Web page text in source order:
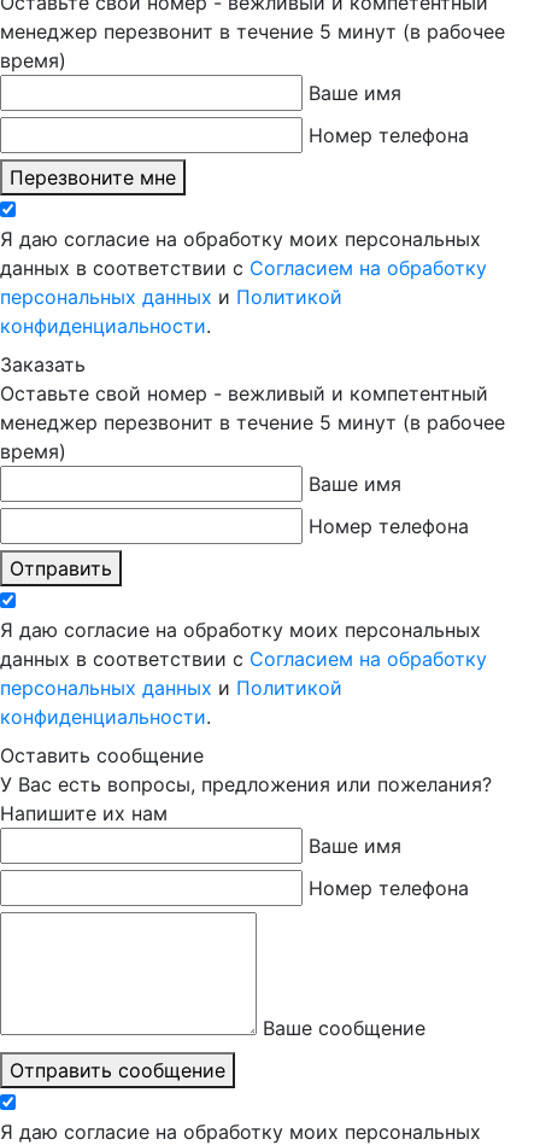
менеджер перезвонит в течение 5 минут (в рабочее
время)
Ваше имя
Номер телефона
Перезвоните мне
Я даю согласие на обработку моих персональных
данных в соответствии с Согласием на обработку
персональных данных и Политикой
конфиденциальности.
Заказать
Оставьте свой номер - вежливый и компетентный
менеджер перезвонит в течение 5 минут (в рабочее
время)
Ваше имя
Номер телефона
Отправить
Я даю согласие на обработку моих персональных
данных в соответствии с Согласием на обработку
персональных данных и Политикой
конфиденциальности.
Оставить сообщение
У Вас есть вопросы, предложения или пожелания?
Напишите их нам
Ваше имя
Номер телефона
Ваше сообщение
Отправить сообщение
Я даю согласие на обработку моих персональных